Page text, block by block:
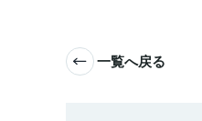
一覧へ戻る